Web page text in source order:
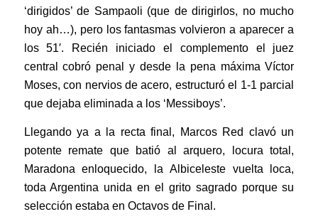
‘dirigidos’ de Sampaoli (que de dirigirlos, no mucho
hoy ah…), pero los fantasmas volvieron a aparecer a
los 51′. Recién iniciado el complemento el juez
central cobró penal y desde la pena máxima Víctor
Moses, con nervios de acero, estructuró el 1-1 parcial
que dejaba eliminada a los ‘Messiboys’.
Llegando ya a la recta final, Marcos Red clavó un
potente remate que batió al arquero, locura total,
Maradona enloquecido, la Albiceleste vuelta loca,
toda Argentina unida en el grito sagrado porque su
selección estaba en Octavos de Final.